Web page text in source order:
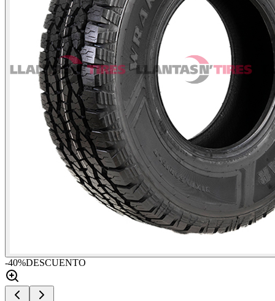
-40%DESCUENTO